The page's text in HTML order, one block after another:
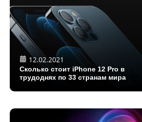
12.02.2021
Сколько стоит iPhone 12 Pro в
трудоднях по 33 странам мира